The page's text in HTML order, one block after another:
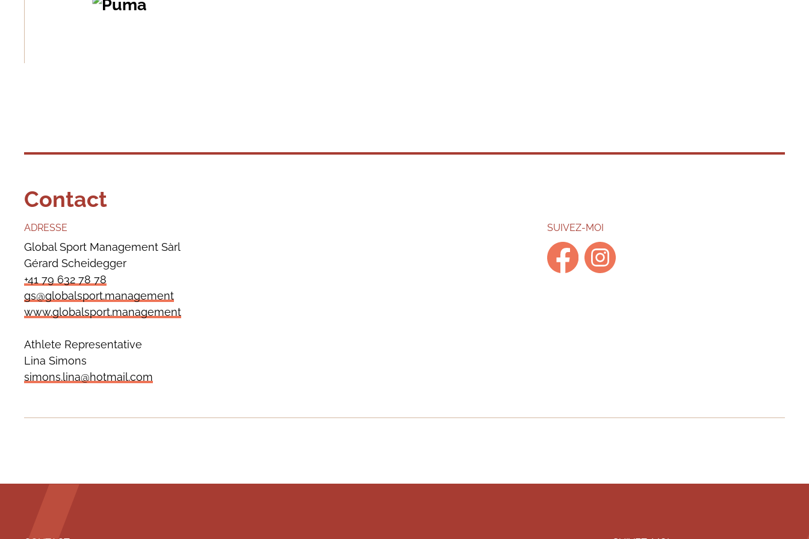
Contact
ADRESSE
Global Sport Management Sàrl
Gérard Scheidegger
+41 79 632 78 78
gs@globalsport.management
www.globalsport.management
Athlete Representative
Lina Simons
simons.lina@hotmail.com
SUIVEZ-MOI
facebookinstagram